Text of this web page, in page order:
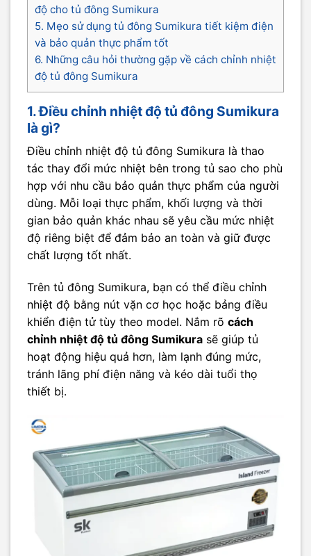
độ cho tủ đông Sumikura
5. Mẹo sử dụng tủ đông Sumikura tiết kiệm điện
và bảo quản thực phẩm tốt
6. Những câu hỏi thường gặp về cách chỉnh nhiệt
độ tủ đông Sumikura
1. Điều chỉnh nhiệt độ tủ đông Sumikura
là gì?
Điều chỉnh nhiệt độ tủ đông Sumikura là thao
tác thay đổi mức nhiệt bên trong tủ sao cho phù
hợp với nhu cầu bảo quản thực phẩm của người
dùng. Mỗi loại thực phẩm, khối lượng và thời
gian bảo quản khác nhau sẽ yêu cầu mức nhiệt
độ riêng biệt để đảm bảo an toàn và giữ được
chất lượng tốt nhất.
Trên tủ đông Sumikura, bạn có thể điều chỉnh
nhiệt độ bằng nút vặn cơ học hoặc bảng điều
khiển điện tử tùy theo model. Nắm rõ cách
chỉnh nhiệt độ tủ đông Sumikura sẽ giúp tủ
hoạt động hiệu quả hơn, làm lạnh đúng mức,
tránh lãng phí điện năng và kéo dài tuổi thọ
thiết bị.